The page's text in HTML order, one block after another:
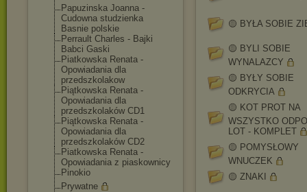
Papuzinska Joanna -
Cudowna studzienka
Basnie polskie
Perrault Charles - Bajki
Babci Gaski
Piatkowska Renata -
Opowiadania dla
przedszkolakow
Piątkowska Renata -
Opowiadania dla
przedszkolaków CD1
Piątkowska Renata -
Opowiadania dla
przedszkolaków CD2
Piatkowska Renata -
Opowiadania z piaskownicy
Pinokio
Prywatne
🟡 BYŁA SOBIE
🟡 BYLI SOBIE
WYNALAZCY
🟡 BYŁY SOBIE
ODKRYCIA
🟡 KOT PROT NA
WSZYSTKO
LOT - KOMPLET
🟡 POMYSŁOWY
WNUCZEK
🟡 ZNAKI